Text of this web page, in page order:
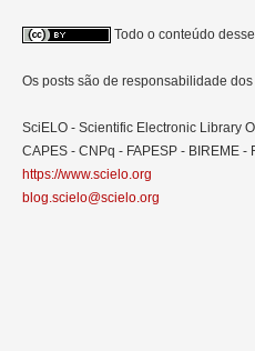
Todo o conteúdo
Os posts são de responsabilidade
SciELO - Scientific Electronic Library
CAPES - CNPq - FAPESP - BIREME -
https://www.scielo.org
blog.scielo@scielo.org